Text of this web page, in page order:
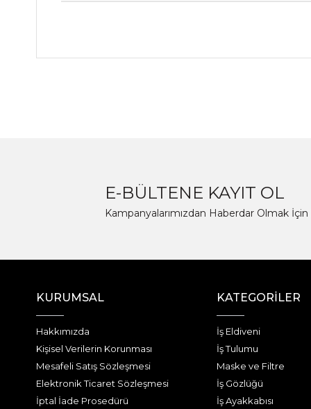
E-BÜLTENE KAYIT OL
Kampanyalarımızdan Haberdar Olmak İçin
KURUMSAL
Hakkımızda
Kişisel Verilerin Korunması
Mesafeli Satış Sözleşmesi
Elektronik Ticaret Sözleşmesi
İptal İade Prosedürü
KATEGORİLER
İş Eldiveni
İş Tulumu
Maske ve Filtre
İş Gözlüğü
İş Ayakkabısı